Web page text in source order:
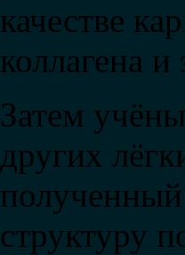
качестве
коллагена и
Затем
других
структуру